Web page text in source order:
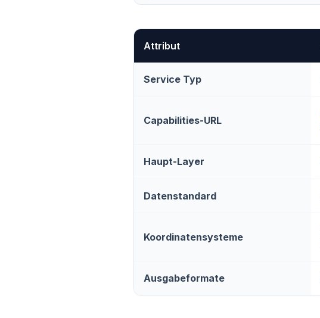
Attribut
Service Typ
Capabilities-URL
Haupt-Layer
Datenstandard
Koordinatensysteme
Ausgabeformate